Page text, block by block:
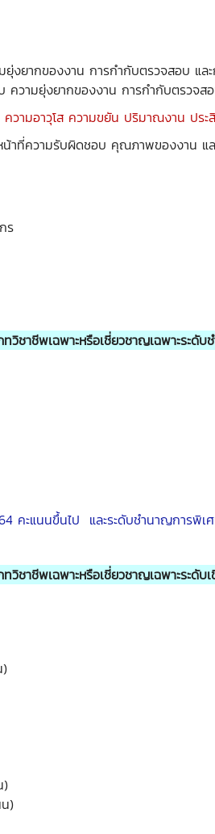
งยากของงาน การกำกับตรวจสอบ แล
ความยุ่งยากของงาน การกำกับตรวจส
ความอาวุโส ความขยัน ปริมาณงาน
ที่ความรับผิดชอบ คุณภาพของงาน แล
ร
ภทวิชาชีพเฉพาะหรือเชี่ยวชาญเฉ
คะแนนขึ้นไป และระดับชำนาญการพิเ
วิชาชีพเฉพาะหรือเชี่ยวชาญเฉพาะระ
)
)